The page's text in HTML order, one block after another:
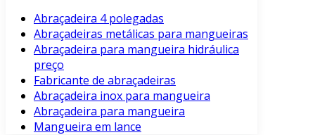
Abraçadeira 4 polegadas
Abraçadeiras metálicas para mangueiras
Abraçadeira para mangueira hidráulica
preço
Fabricante de abraçadeiras
Abraçadeira inox para mangueira
Abraçadeira para mangueira
Mangueira em lance